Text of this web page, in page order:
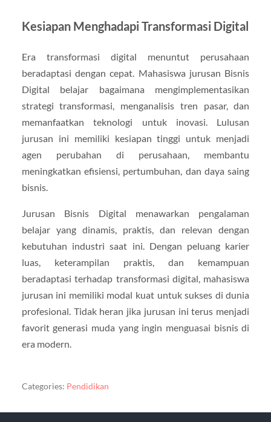
Kesiapan Menghadapi Transformasi Digital
Era transformasi digital menuntut perusahaan
beradaptasi dengan cepat. Mahasiswa jurusan Bisnis
Digital belajar bagaimana mengimplementasikan
strategi transformasi, menganalisis tren pasar, dan
memanfaatkan teknologi untuk inovasi. Lulusan
jurusan ini memiliki kesiapan tinggi untuk menjadi
agen perubahan di perusahaan, membantu
meningkatkan efisiensi, pertumbuhan, dan daya saing
bisnis.
Jurusan Bisnis Digital menawarkan pengalaman
belajar yang dinamis, praktis, dan relevan dengan
kebutuhan industri saat ini. Dengan peluang karier
luas, keterampilan praktis, dan kemampuan
beradaptasi terhadap transformasi digital, mahasiswa
jurusan ini memiliki modal kuat untuk sukses di dunia
profesional. Tidak heran jika jurusan ini terus menjadi
favorit generasi muda yang ingin menguasai bisnis di
era modern.
Categories: Pendidikan